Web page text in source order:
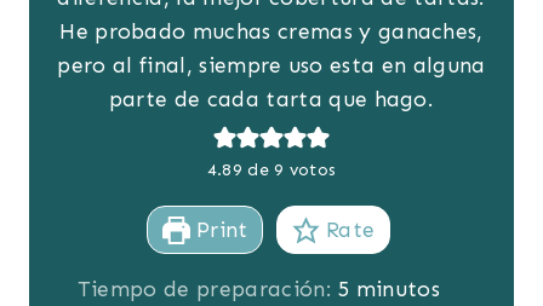
He probado muchas cremas y ganaches,
pero al final, siempre uso esta en alguna
parte de cada tarta que hago.
4.89 de9 votos
Print Rate
Tiempo de preparación:5 m
minutos